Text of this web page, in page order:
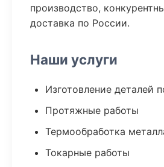
производство,
доставка по России.
Наши услуги
Изготовление деталей
Протяжные работы
Термообработка
Токарные работы